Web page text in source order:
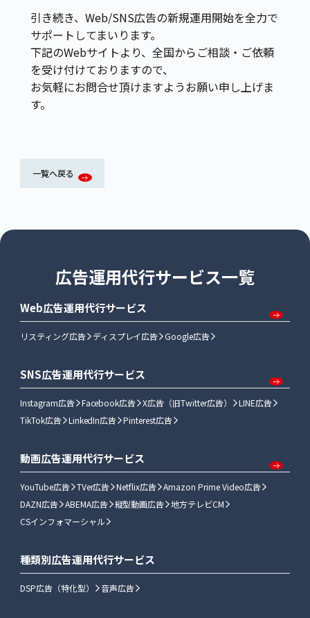
引き続き、Web/SNS広告の新規運用開始を全力で
サポートしてまいります。
下記のWebサイトより、全国からご相談・ご依頼
を受け付けておりますので、
お気軽にお問合せ頂けますようお願い申し上げま
す。
一覧へ戻る
広告運用代行サービス一覧
Web広告運用代行サービス
リスティング広告 ディスプレイ広告 Google広告
SNS広告運用代行サービス
Instagram広告 Facebook広告 X広告（旧Twitter広告）
LINE広告
TikTok広告
LinkedIn広告 Pinterest広告
動画広告運用代行サービス
YouTube広告 TVer広告 Netflix広告
Amazon Prime Video広告
DAZN広告
ABEMA広告 縦型動画広告
地方テレビCM
CSインフォマーシャル
種類別広告運用代行サービス
DSP広告（特化型） 音声広告